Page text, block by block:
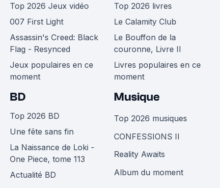
Top 2026 Jeux vidéo
007 First Light
Assassin's Creed: Black
Flag - Resynced
Jeux populaires en ce
moment
Top 2026 livres
Le Calamity Club
Le Bouffon de la
couronne, Livre II
Livres populaires en ce
moment
BD
Top 2026 BD
Une fête sans fin
La Naissance de Loki -
One Piece, tome 113
Actualité BD
Musique
Top 2026 musiques
CONFESSIONS II
Reality Awaits
Album du moment